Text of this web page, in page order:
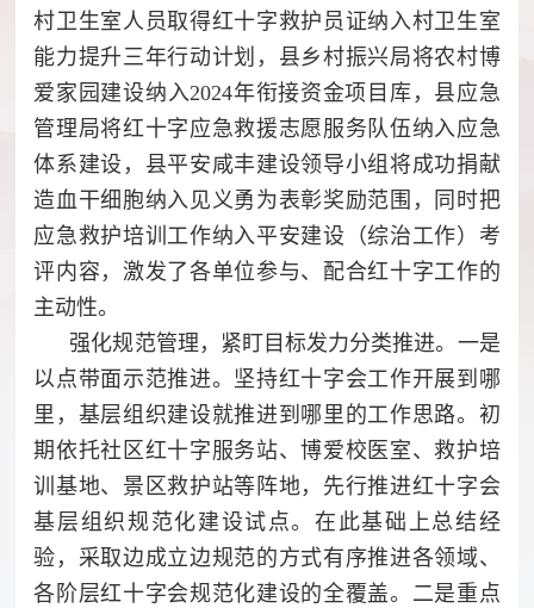
村卫生室人员取得红十字救护员证纳入村卫生室
能力提升三年行动计划，县乡村振兴局将农村博
爱家园建设纳入2024年衔接资金项目库，县应急
管理局将红十字应急救援志愿服务队伍纳入应急
体系建设，县平安咸丰建设领导小组将成功捐献
造血干细胞纳入见义勇为表彰奖励范围，同时把
应急救护培训工作纳入平安建设（综治工作）考
评内容，激发了各单位参与、配合红十字工作的
主动性。
强化规范管理，紧盯目标发力分类推进。一是
以点带面示范推进。坚持红十字会工作开展到哪
里，基层组织建设就推进到哪里的工作思路。初
期依托社区红十字服务站、博爱校医室、救护培
训基地、景区救护站等阵地，先行推进红十字会
基层组织规范化建设试点。在此基础上总结经
验，采取边成立边规范的方式有序推进各领域、
各阶层红十字会规范化建设的全覆盖。二是重点